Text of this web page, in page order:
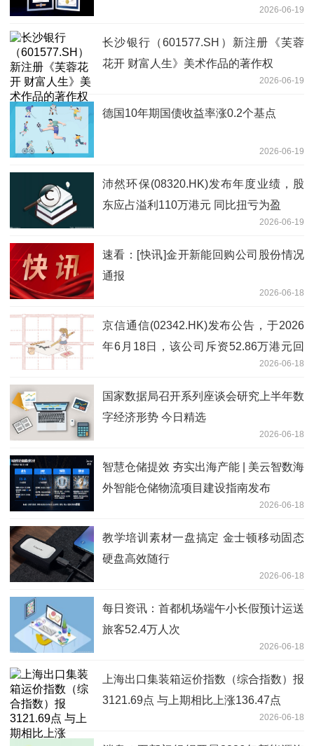
2026-06-19
长沙银行（601577.SH）新注册《芙蓉
花开 财富人生》美术作品的著作权
2026-06-19
德国10年期国债收益率涨0.2个基点
2026-06-19
沛然环保(08320.HK)发布年度业绩，股
东应占溢利110万港元 同比扭亏为盈
2026-06-19
速看：[快讯]金开新能回购公司股份情况
通报
2026-06-18
京信通信(02342.HK)发布公告，于2026
年6月18日，该公司斥资52.86万港元回
2026-06-18
国家数据局召开系列座谈会研究上半年数
字经济形势 今日精选
2026-06-18
智慧仓储提效 夯实出海产能 | 美云智数海
外智能仓储物流项目建设指南发布
2026-06-18
教学培训素材一盘搞定 金士顿移动固态
硬盘高效随行
2026-06-18
每日资讯：首都机场端午小长假预计运送
旅客52.4万人次
2026-06-18
上海出口集装箱运价指数（综合指数）报
3121.69点 与上期相比上涨136.47点
2026-06-18